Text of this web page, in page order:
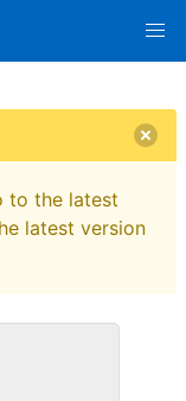
to the latest
latest version